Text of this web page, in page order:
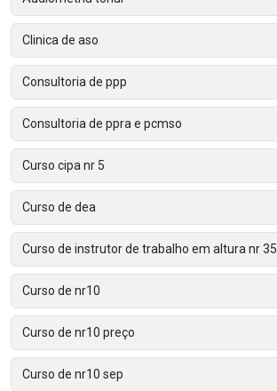
Clinica de aso
Consultoria de ppp
Consultoria de ppra e pcmso
Curso cipa nr 5
Curso de dea
Curso de instrutor de trabalho em altura nr 35
Curso de nr10
Curso de nr10 preço
Curso de nr10 sep